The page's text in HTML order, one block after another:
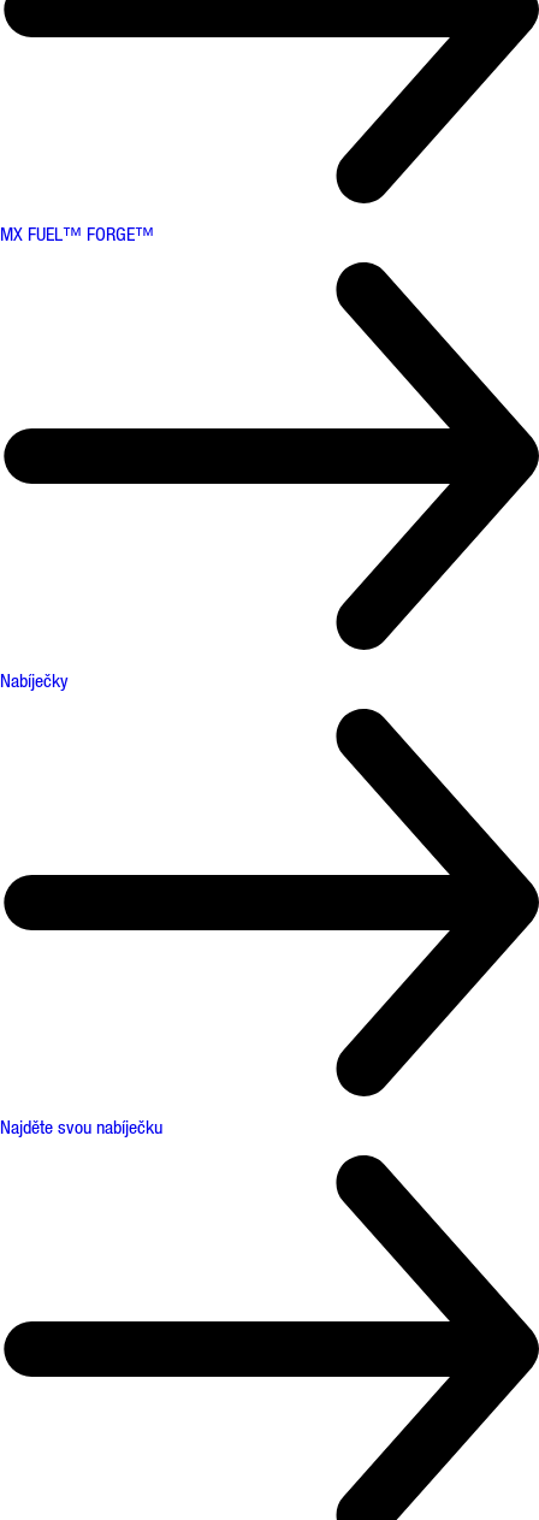
MX FUEL™ FORGE™
Nabíječky
Najděte svou nabíječku